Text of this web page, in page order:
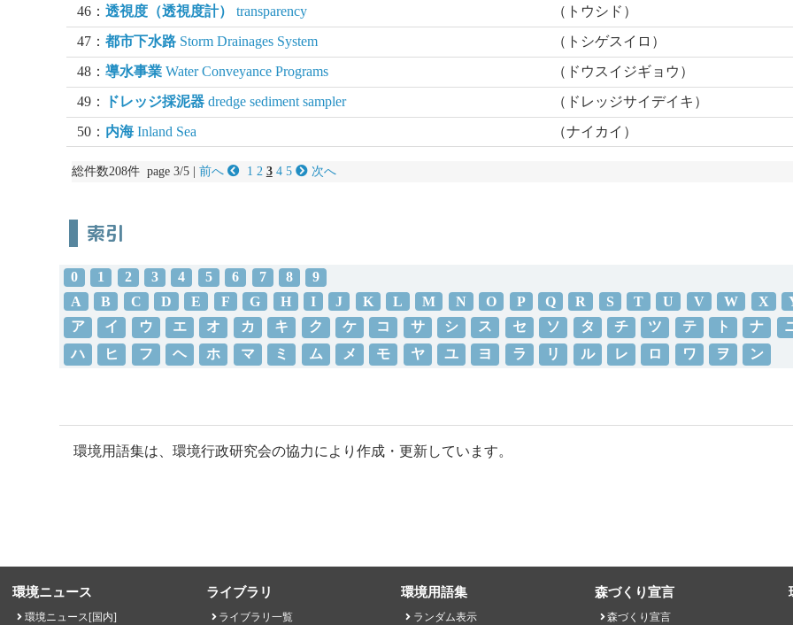
46：透視度（透視度計） transparency
（トウシド）
47：都市下水路 Storm Drainages System
（トシゲスイロ）
48：導水事業 Water Conveyance Programs
（ドウスイジギョウ）
49：
ドレッジ採泥器 dredge sediment sampler
（ドレッジサイデイキ）
50： 内海 Inland Sea （ナイカイ）
総件数208件 page 3/5 | 前へ 1 2 3 4 5 次へ
索引
0 1 2 3 4 5 6 7 8
9
A
B C D E F G H I J K L M N O P Q R S T U V W X
ア
イ ウ エ オ カ キ ク ケ コ サ シ ス セ ソ タ チ ツ テ ト ナ
ハ
ヒ フ ヘ ホ マ ミ ム メ モ ヤ ユ ヨ ラ リ ル レ ロ ワ ヲ ン
環境用語集は、環境行政研究会の協力により作成・更新しています。
環境ニュース
環境ニュース[国内]
ライブラリ
ライブラリ一覧
環境用語集
ランダム表示
森づくり宣言
森づくり宣言